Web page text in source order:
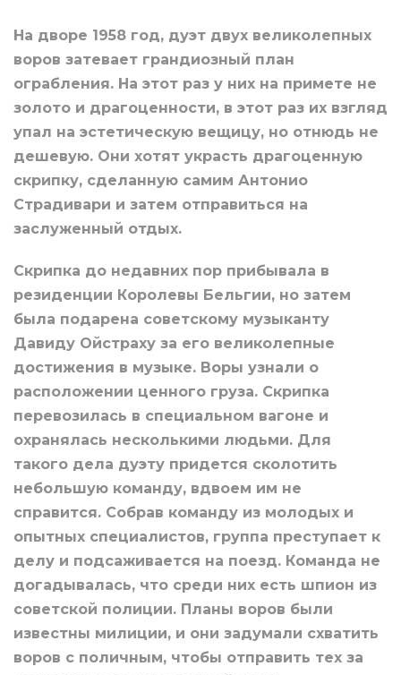
На дворе 1958 год, дуэт двух великолепных
воров затевает грандиозный план
ограбления. На этот раз у них на примете не
золото и драгоценности, в этот раз их взгляд
упал на эстетическую вещицу, но отнюдь не
дешевую. Они хотят украсть драгоценную
скрипку, сделанную самим Антонио
Страдивари и затем отправиться на
заслуженный отдых.
Скрипка до недавних пор прибывала в
резиденции Королевы Бельгии, но затем
была подарена советскому музыканту
Давиду Ойстраху за его великолепные
достижения в музыке. Воры узнали о
расположении ценного груза. Скрипка
перевозилась в специальном вагоне и
охранялась несколькими людьми. Для
такого дела дуэту придется сколотить
небольшую команду, вдвоем им не
справится. Собрав команду из молодых и
опытных специалистов, группа преступает к
делу и подсаживается на поезд. Команда не
догадывалась, что среди них есть шпион из
советской полиции. Планы воров были
известны милиции, и они задумали схватить
воров с поличным, чтобы отправить тех за